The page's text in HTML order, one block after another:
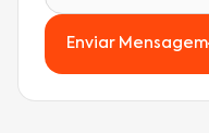
Enviar Mensagem